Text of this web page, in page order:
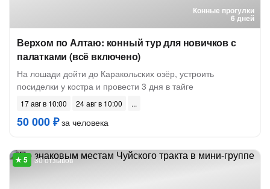
Конные прогулки
6 дней
Верхом по Алтаю: конный тур для новичков с
палатками (всё включено)
На лошади дойти до Каракольских озёр, устроить
посиделки у костра и провести 3 дня в тайге
17 авг в 10:00 24 авг в 10:00
50 000 ₽за человека
30 отзывов